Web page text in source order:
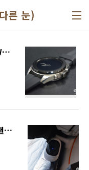
른 눈)
위험한 도전 하지만 반가운 만남. LG Watch W7 첫 만남의 느낌은?
SKT 데이터 완전 무제한 요금제 T플랜 데이터 인피니티를 알차게 쓰는 방법!